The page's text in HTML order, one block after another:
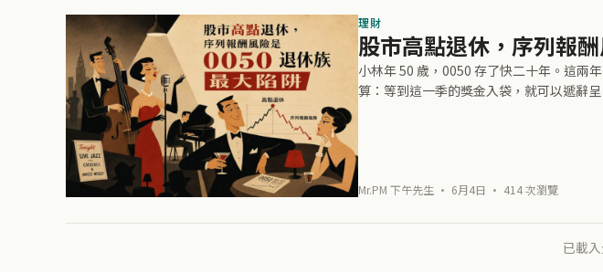
理財
股市高點退休，序列報
小林年 50 歲，0050 存了快二十年。這兩
算：等到這一季的獎金入袋，就可以遞辭
Mr.PM 下午先生 · 6月4日 · 414 次瀏覽
已載